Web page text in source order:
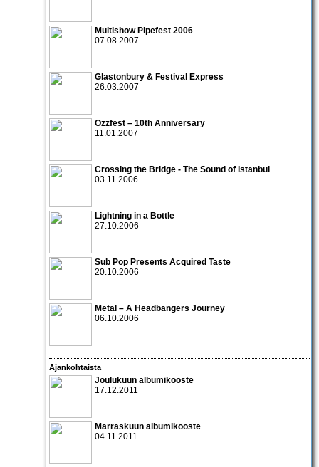
Multishow Pipefest 2006
07.08.2007
Glastonbury & Festival Express
26.03.2007
Ozzfest – 10th Anniversary
11.01.2007
Crossing the Bridge - The Sound of Istanbul
03.11.2006
Lightning in a Bottle
27.10.2006
Sub Pop Presents Acquired Taste
20.10.2006
Metal – A Headbangers Journey
06.10.2006
Ajankohtaista
Joulukuun albumikooste
17.12.2011
Marraskuun albumikooste
04.11.2011